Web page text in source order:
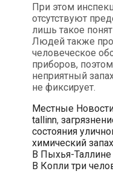
При этом
отсутствуют
лишь такое
Людей также
человеческое
приборов,
неприятный
не фиксирует.
Рубрики
Местные
tallinn,
состояния
химический запах
Навигация
по
В Пыхья-Таллине
В Копли три